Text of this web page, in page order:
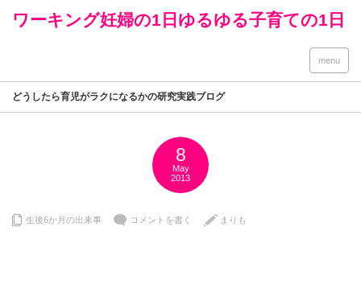
ワーキング妊婦の1日ゆるゆる子育ての1日
menu
どうしたら育児がラクになるかの研究実践ブログ
8
May
2013
生後6か月の出来事 コメントを書く まりも